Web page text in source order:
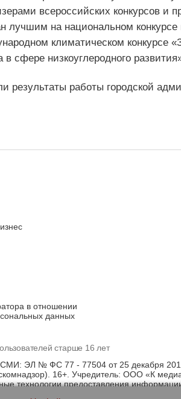
всероссийских конкурсов и
лучшим на национальном конкурсе
климатическом конкурсе
сфере низкоуглеродного
результаты работы городской
в отношении
данных
старше 16 лет
ЭЛ № ФС 77 - 77504 от 25 декабря
16+. Учредитель: ООО «К
технологии предоставления